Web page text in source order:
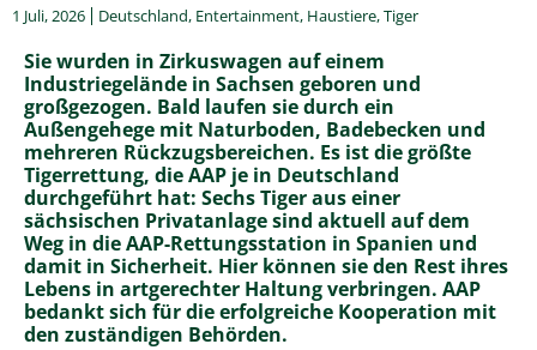
1 Juli, 2026 Deutschland, Entertainment, Haustiere,Tiger
Sie wurden in Zirkuswagen auf einem
Industriegelände in Sachsen geboren und
großgezogen. Bald laufen sie durch ein
Außengehege mit Naturboden, Badebecken und
mehreren Rückzugsbereichen. Es ist die größte
Tigerrettung, die AAP je in Deutschland
durchgeführt hat: Sechs Tiger aus einer
sächsischen Privatanlage sind aktuell auf dem
Weg in die AAP-Rettungsstation in Spanien und
damit in Sicherheit. Hier können sie den Rest ihres
Lebens in artgerechter Haltung verbringen. AAP
bedankt sich für die erfolgreiche Kooperation mit
den zuständigen Behörden.